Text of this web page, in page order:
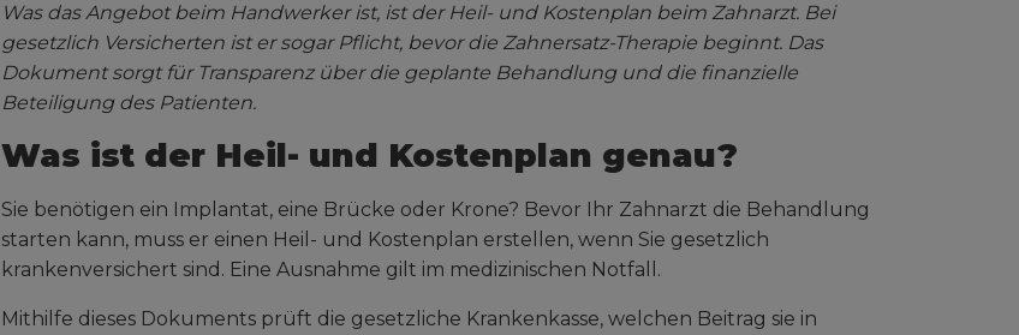
Was das Angebot beim Handwerker ist, ist der Heil- und Kostenplan beim Zahnarzt. Bei
gesetzlich Versicherten ist er sogar Pflicht, bevor die Zahnersatz-Therapie beginnt. Das
Dokument sorgt für Transparenz über die geplante Behandlung und die finanzielle
Beteiligung des Patienten.
Was ist der Heil- und Kostenplan genau?
Sie benötigen ein Implantat, eine Brücke oder Krone? Bevor Ihr Zahnarzt die Behandlung
starten kann, muss er einen Heil- und Kostenplan erstellen, wenn Sie gesetzlich
krankenversichert sind. Eine Ausnahme gilt im medizinischen Notfall.
Mithilfe dieses Dokuments prüft die gesetzliche Krankenkasse, welchen Beitrag sie in